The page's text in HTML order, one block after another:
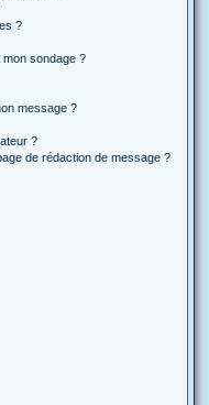
?
mon sondage ?
message ?
?
de rédaction de message ?